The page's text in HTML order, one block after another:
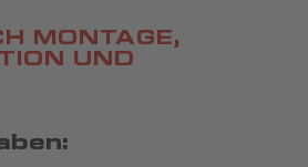
MONTAGE,
UND